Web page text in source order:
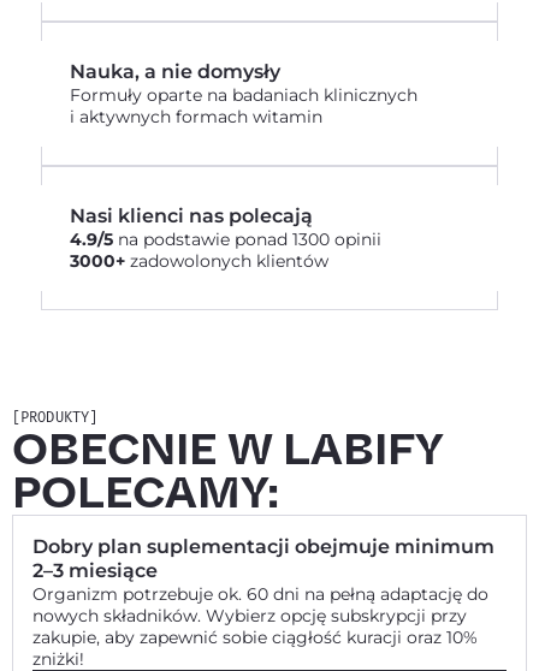
Nauka, a nie domysły
Formuły oparte na badaniach klinicznych
i aktywnych formach witamin
Nasi klienci nas polecają
4.9/5 na podstawie ponad 1300 opinii
3000+ zadowolonych klientów
[PRODUKTY]
OBECNIE W LABIFY
POLECAMY:
Dobry plan suplementacji obejmuje minimum
2–3 miesiące
Organizm potrzebuje ok. 60 dni na pełną adaptację do
nowych składników. Wybierz opcję subskrypcji przy
zakupie, aby zapewnić sobie ciągłość kuracji oraz 10%
zniżki!